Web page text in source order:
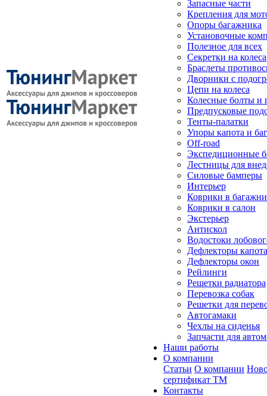
Запасные части
Крепления для
Опоры багажника
Установочные
Полезное для всех
Секретки на колеса
Браслеты
Дворники с
Цепи на колеса
Колесные болты и
Предпусковые
Тенты-палатки
Упоры капота и
Off-road
Экспедиционные
Лестницы для
Силовые бамперы
Интерьер
Коврики в
Коврики в салон
Экстерьер
Антискол
Водостоки
Дефлекторы капота
Дефлекторы окон
Рейлинги
Решетки радиатора
Перевозка собак
Решетки для
Автогамаки
Чехлы на сиденья
Запчасти для
Наши работы
О компании
Статьи О компании
сертификат ТМ
Контакты